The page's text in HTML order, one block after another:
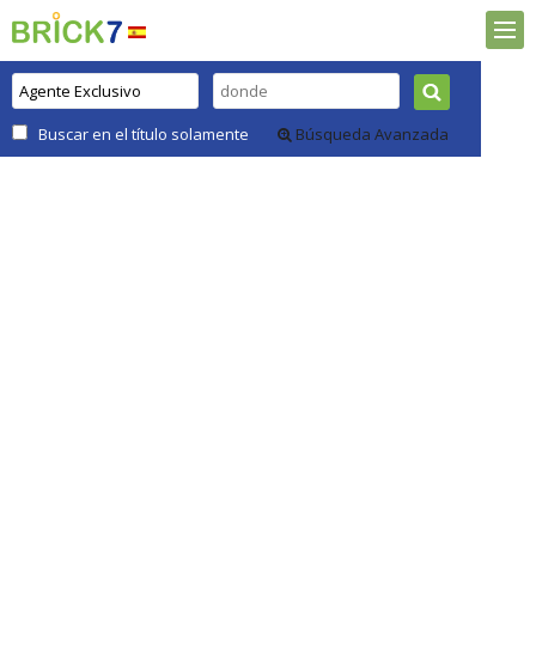
Buscar en el título solamente Búsqueda Avanzada